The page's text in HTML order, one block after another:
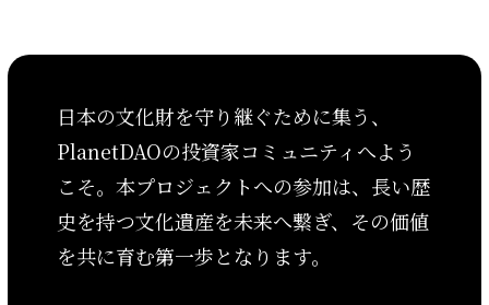
日本の文化財を守り継ぐために集う、
PlanetDAOの投資家コミュニティへよう
こそ。本プロジェクトへの参加は、長い歴
史を持つ文化遺産を未来へ繋ぎ、その価値
を共に育む第一歩となります。